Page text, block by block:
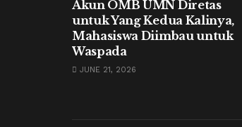
Akun OMB UMN Diretas
untuk Yang Kedua Kalinya,
Mahasiswa Diimbau untuk
Waspada
JUNE 21, 2026